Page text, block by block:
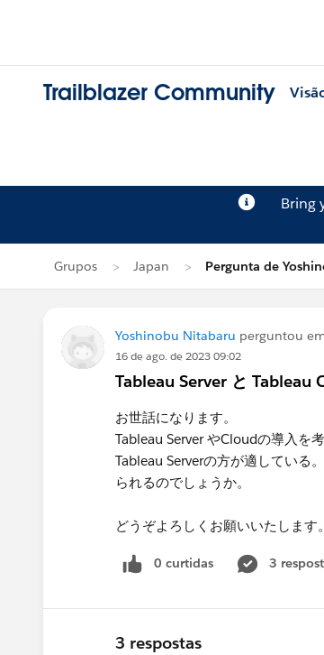
Trailblazer Community
Bring
Grupos Japan Pergunta de
Yoshinobu Nitabaru perguntou
16 de ago. de 2023 09:02
Tableau Server と Tableau
お世話になります。
Tableau Server やCloudの導入を
Tableau Serverの方が適している
られるのでしょうか。
どうぞよろしくお願いいたします。
0 curtidas 3
3 respostas